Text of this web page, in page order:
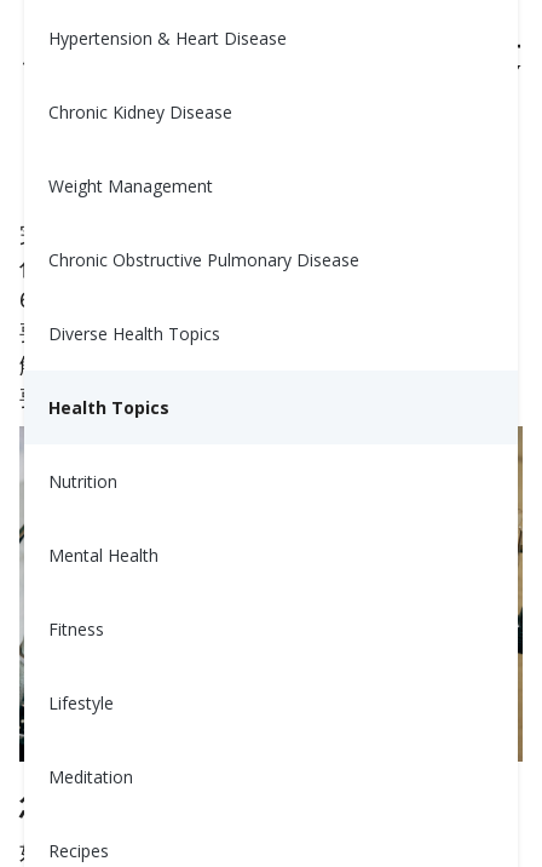
Hypertension & Heart Disease
Chronic Kidney Disease
Weight Management
Chronic Obstructive Pulmonary Disease
Diverse Health Topics
Health Topics
Nutrition
Mental Health
Fitness
Lifestyle
Meditation
Recipes
糖化血红蛋白A1C值6.5可能并不适
January 11, 2022
完美的葡萄糖范围意味着什么？完美的
什么？您可能听说过，糖尿病患者的目标 A1C 是
6.5-7%。但 A1C 为 6.5 并不是每个人的正确目标。
要知道什么对您最好并降低糖尿病并发症的风险，了
解哪些目标葡萄糖和 A1C 适合您自己的情况非常重
要。
您有心脏病或中风的病史吗？
如果您有